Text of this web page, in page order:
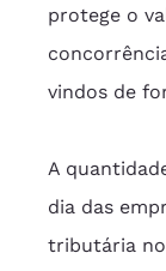
protege o
vindos de
A
dia das
tributária